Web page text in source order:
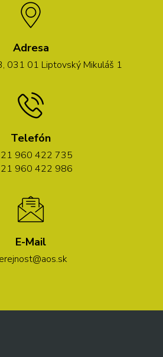
Adresa
031 01 Liptovský Mikuláš 1
Telefón
960 422 735
960 422 986
E-Mail